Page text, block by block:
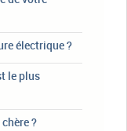
électrique ?
le plus
?